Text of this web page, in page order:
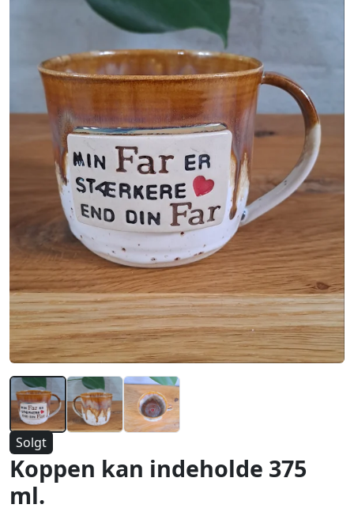
Solgt
Koppen kan indeholde 375
ml.